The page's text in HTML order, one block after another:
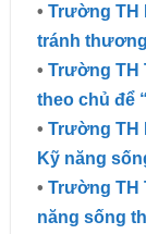
• Trường TH
tránh
• Trường TH
theo chủ để
• Trường TH
Kỹ năng
• Trường TH
năng sống